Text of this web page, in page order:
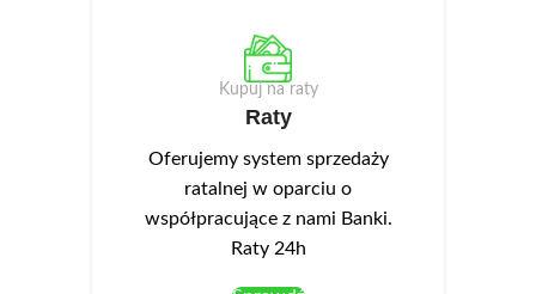
Kupuj na raty
Raty
Oferujemy system sprzedaży
ratalnej w oparciu o
współpracujące z nami Banki.
Raty 24h